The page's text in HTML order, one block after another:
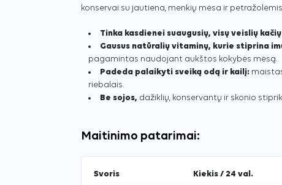
konservai su jautiena, menkių mėsa ir
Tinka kasdienei suaugusių, visų veislių
Gausus natūralių vitaminų, kurie stiprina
pagamintas naudojant aukštos kokybės mėsą.
Padeda palaikyti sveiką odą ir kailį:
riebalais.
Be sojos, dažiklių, konservantų ir skonio
Maitinimo patarimai:
Svoris Kiekis / 24 val.